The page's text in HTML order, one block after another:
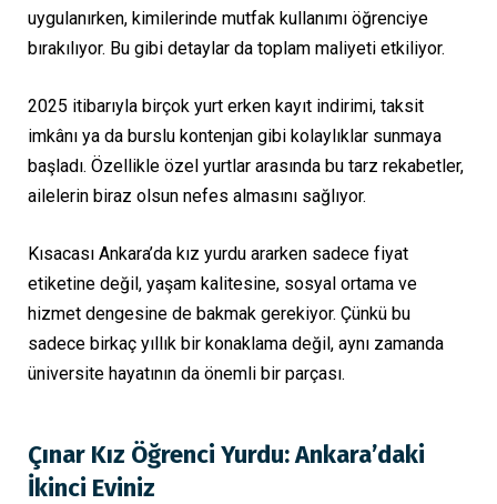
uygulanırken, kimilerinde mutfak kullanımı öğrenciye
bırakılıyor. Bu gibi detaylar da toplam maliyeti etkiliyor.
2025 itibarıyla birçok yurt erken kayıt indirimi, taksit
imkânı ya da burslu kontenjan gibi kolaylıklar sunmaya
başladı. Özellikle özel yurtlar arasında bu tarz rekabetler,
ailelerin biraz olsun nefes almasını sağlıyor.
Kısacası Ankara’da kız yurdu ararken sadece fiyat
etiketine değil, yaşam kalitesine, sosyal ortama ve
hizmet dengesine de bakmak gerekiyor. Çünkü bu
sadece birkaç yıllık bir konaklama değil, aynı zamanda
üniversite hayatının da önemli bir parçası.
Çınar Kız Öğrenci Yurdu: Ankara’daki
İkinci Eviniz